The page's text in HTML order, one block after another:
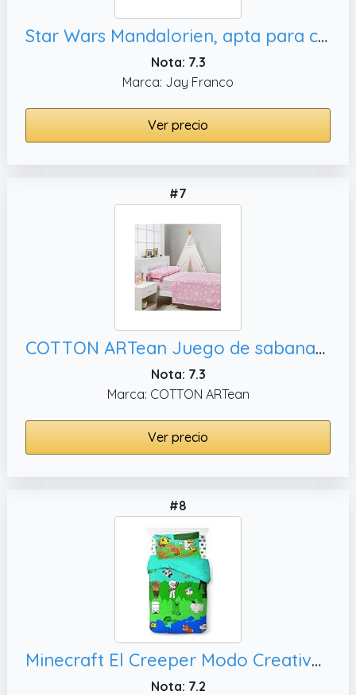
Star Wars Mandalorien, apta para camas de 90x190 cm a 90x200 cm
Nota: 7.3
Marca: Jay Franco
Ver precio
#7
COTTON ARTean Juego de sabanas Infantil/Juvenil GIVETTE Pink Cama de 90 x 190/200. 50% ALGODÓN 50% Poliester. Color Rosa
Nota: 7.3
Marca: COTTON ARTean
Ver precio
#8
Minecraft El Creeper Modo Creativo Juego de Ropa de Cama Infantil 3 Piezas 100% Algodón Cama Individual - Incluye Funda Edredon 135x200cm + Sabana Bajera 90x200cm + Funda de Almohada 50x70cm
Nota: 7.2